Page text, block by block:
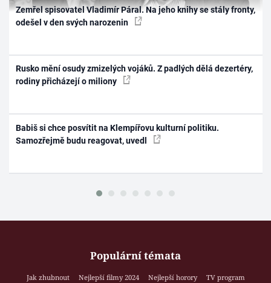
Zemřel spisovatel Vladimír Páral. Na jeho knihy se stály fronty,
odešel v den svých narozenin
Rusko mění osudy zmizelých vojáků. Z padlých dělá dezertéry,
rodiny přicházejí o miliony
Babiš si chce posvítit na Klempířovu kulturní politiku.
Samozřejmě budu reagovat, uvedl
Populární témata
Jak zhubnout Nejlepší filmy 2024 Nejlepší horory
TV program